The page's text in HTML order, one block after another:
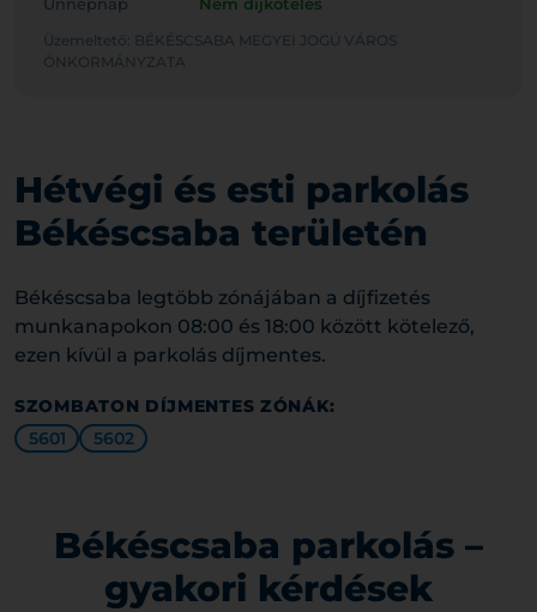
Üzemeltető: BÉKÉSCSABA MEGYEI JOGÚ VÁROS
ÖNKORMÁNYZATA
Hétvégi és esti parkolás
Békéscsaba területén
Békéscsaba legtöbb zónájában a díjfizetés
munkanapokon 08:00 és 18:00 között kötelező,
ezen kívül a parkolás díjmentes.
SZOMBATON DÍJMENTES ZÓNÁK:
5601
5602
Békéscsaba parkolás –
gyakori kérdések